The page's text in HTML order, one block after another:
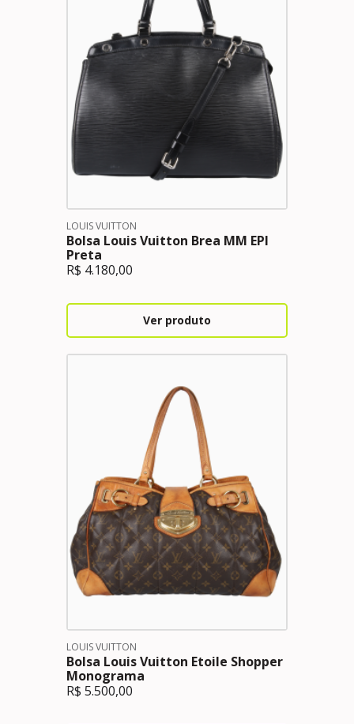
LOUIS VUITTON
Bolsa Louis Vuitton Brea MM EPI
Preta
R$ 4.180,00
Ver produto
LOUIS VUITTON
Bolsa Louis Vuitton Etoile Shopper
Monograma
R$ 5.500,00